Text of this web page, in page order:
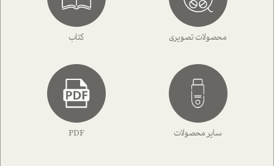
محصولات تصویری کتاب
سایر محصولات PDF